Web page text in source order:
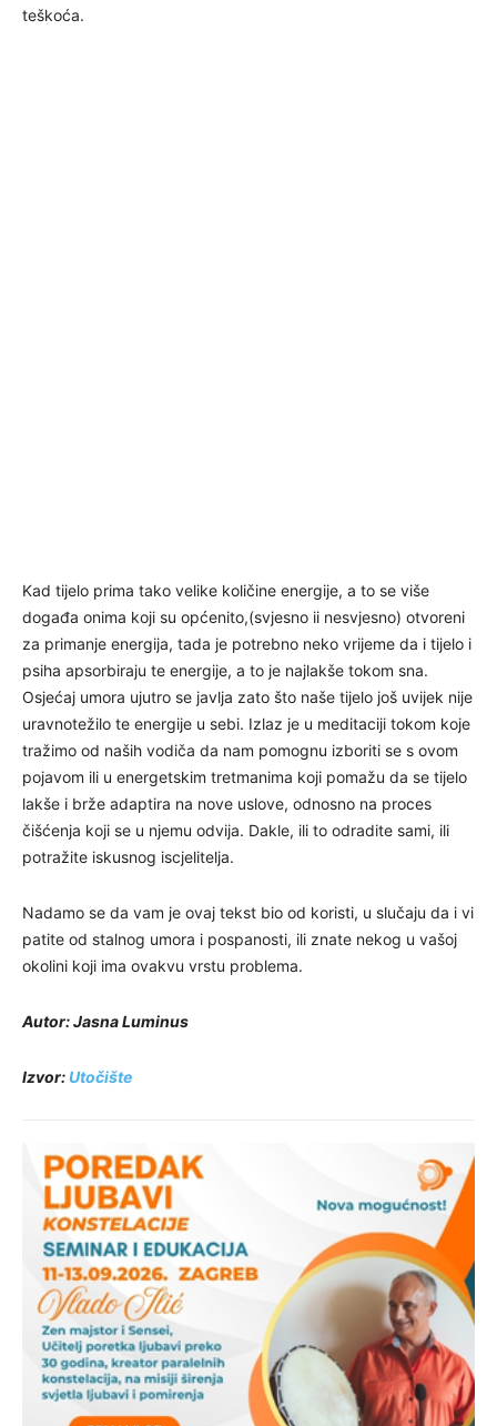
teškoća.
Kad tijelo prima tako velike količine energije, a to se više
događa onima koji su općenito,(svjesno ii nesvjesno) otvoreni
za primanje energija, tada je potrebno neko vrijeme da i tijelo i
psiha apsorbiraju te energije, a to je najlakše tokom sna.
Osjećaj umora ujutro se javlja zato što naše tijelo još uvijek nije
uravnotežilo te energije u sebi. Izlaz je u meditaciji tokom koje
tražimo od naših vodiča da nam pomognu izboriti se s ovom
pojavom ili u energetskim tretmanima koji pomažu da se tijelo
lakše i brže adaptira na nove uslove, odnosno na proces
čišćenja koji se u njemu odvija. Dakle, ili to odradite sami, ili
potražite iskusnog iscjelitelja.
Nadamo se da vam je ovaj tekst bio od koristi, u slučaju da i vi
patite od stalnog umora i pospanosti, ili znate nekog u vašoj
okolini koji ima ovakvu vrstu problema.
Autor: Jasna Luminus
Izvor:Utočište